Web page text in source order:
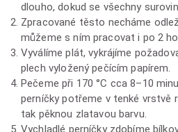
dlouho, dokud se všechny
Zpracované těsto necháme
můžeme s ním pracovat i po 2
Vyválíme plát, vykrájíme
plech vyložený pečícím papírem.
Pečeme při 170 °C cca 8–10
perníčky potřeme v tenké vrstvě
tak pěknou zlatavou barvu.
Vychladlé perníčky zdobíme